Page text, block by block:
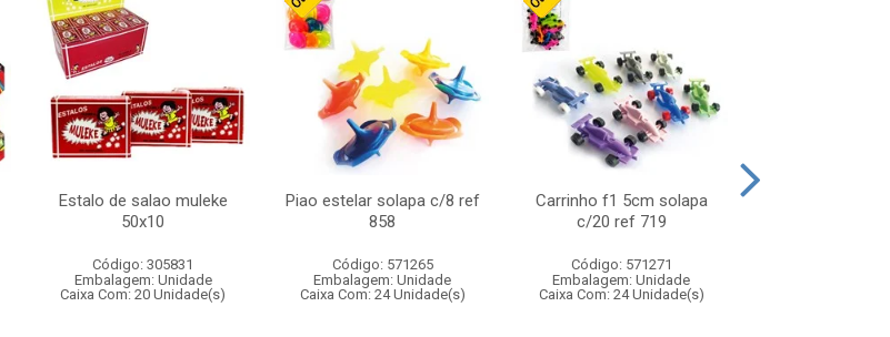
Estalo de salao muleke
50x10
Código: 305831
Embalagem: Unidade
Caixa Com: 20 Unidade(s)
Piao estelar solapa c/8 ref
858
Código: 571265
Embalagem: Unidade
Caixa Com: 24 Unidade(s)
Carrinho f1 5cm solapa
c/20 ref 719
Código: 571271
Embalagem: Unidade
Caixa Com: 24 Unidade(s)